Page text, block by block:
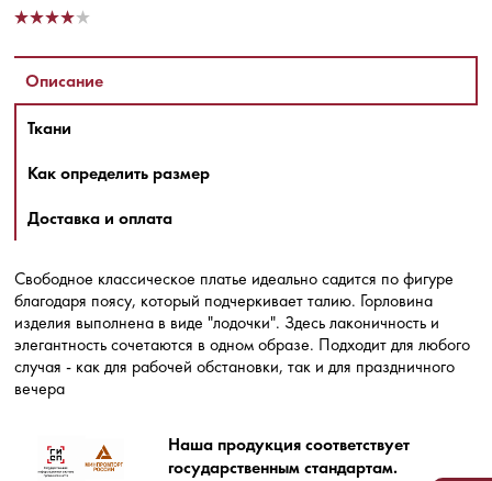
Описание
Ткани
Как определить размер
Доставка и оплата
Свободное классическое платье идеально садится по фигуре
благодаря поясу, который подчеркивает талию. Горловина
изделия выполнена в виде "лодочки". Здесь лаконичность и
элегантность сочетаются в одном образе. Подходит для любого
случая - как для рабочей обстановки, так и для праздничного
вечера
Наша продукция соответствует
государственным стандартам.